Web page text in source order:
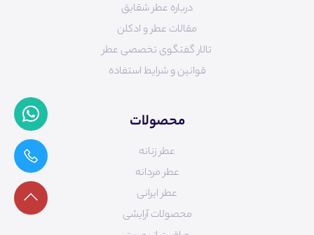
درباره عطر شقایق
مقالات عطر و ادکلن
تالار گفتگوی تخصصی عطر
قوانین و شرایط استفاده
محصولات
عطر زنانه
عطر مردانه
عطر ایرانی
محصولات آرایشی